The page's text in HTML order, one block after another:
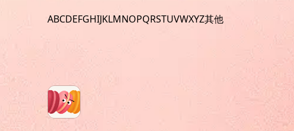
ABCDEFGHIJKLMNOPQRSTUVWXYZ其他